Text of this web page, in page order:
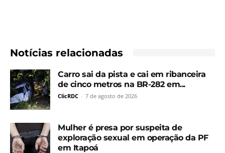
Notícias relacionadas
Carro sai da pista e cai em ribanceira
de cinco metros na BR-282 em...
ClicRDC - 7 de agosto de 2026
Mulher é presa por suspeita de
exploração sexual em operação da PF
em Itapoá